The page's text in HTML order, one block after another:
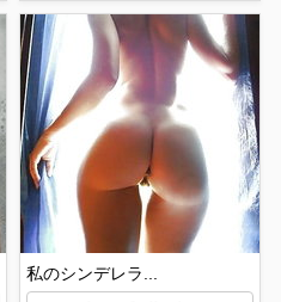
私のシンデレラ...